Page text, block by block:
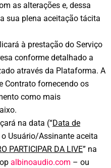
as alterações e, dessa
sua plena aceitação tácita
à prestação do Serviço
conforme detalhado a
através da Plataforma. A
Contrato fornecendo os
como mais
na data (“Data de
o Usuário/Assinante aceita
PARTICIPAR DA LIVE” na
albinoaudio.com – ou